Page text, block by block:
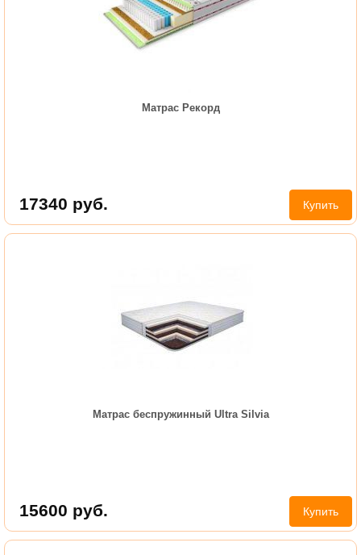
Матрас Рекорд
17340 руб. Купить
Матрас беспружинный Ultra Silvia
15600 руб. Купить